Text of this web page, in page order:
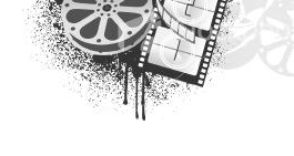
Közbeszerzések
Szerződések